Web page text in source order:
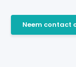
Neem contact